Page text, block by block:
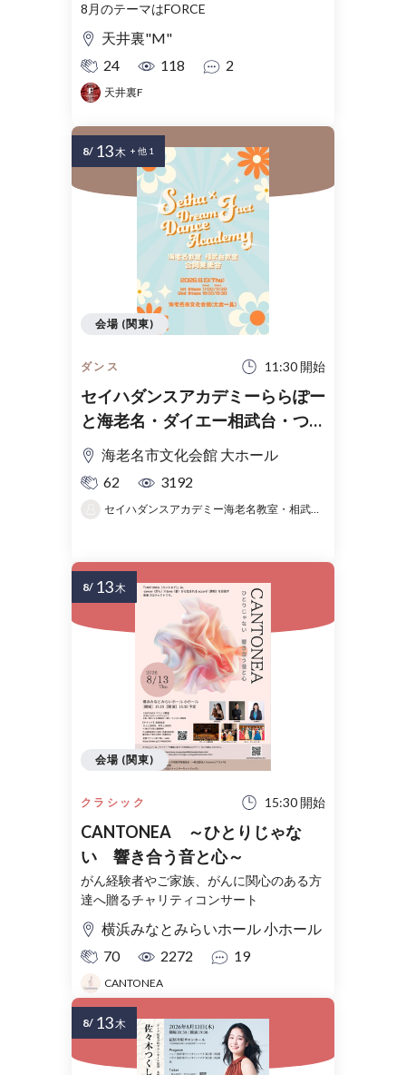
8月のテーマはFORCE
天井裏"M"
24
118 2
天井裏F
ダンス 11:30 開始
セイハダンスアカデミーららぽー
と海老名・ダイエー相武台・つき
み野幼稚園・社家ゆめいろ保育園
合同発表会
海老名市文化会館 大ホール
62
3192
セイハダンスアカデミー海老名教室・相武台教室
会場 (関東)
8/ 13木 + 他 1
クラシック 15:30 開始
CANTONEA ～ひとりじゃな
い 響き合う音と心～
がん経験者やご家族、がんに関心のある方
達へ贈るチャリティコンサート
横浜みなとみらいホール 小ホール
70
2272 19
CANTONEA
会場 (関東)
8/ 13木
8/ 13木